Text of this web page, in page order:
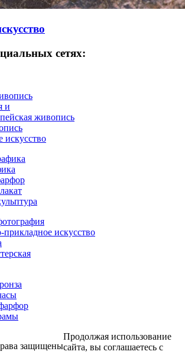
сетях:
и
живопись
искусство
прикладное искусство
защищены
Продолжая использование
сайта, вы соглашаетесь с